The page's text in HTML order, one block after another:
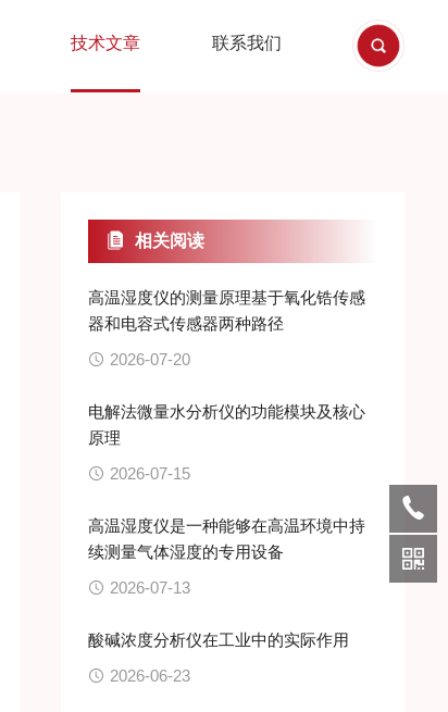
技术文章 联系我们
相关阅读
高温湿度仪的测量原理基于氧化锆传感
器和电容式传感器两种路径
2026-07-20
电解法微量水分析仪的功能模块及核心
原理
2026-07-15
高温湿度仪是一种能够在高温环境中持
续测量气体湿度的专用设备
2026-07-13
酸碱浓度分析仪在工业中的实际作用
2026-06-23